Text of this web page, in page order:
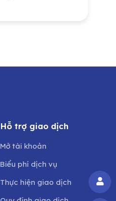
Hỗ trợ giao dịch
Mở tài khoản
Biểu phí dịch vụ
Thực hiện giao dịch